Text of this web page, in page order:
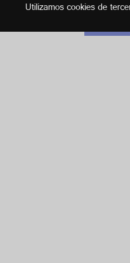
Utilizamos cookies de